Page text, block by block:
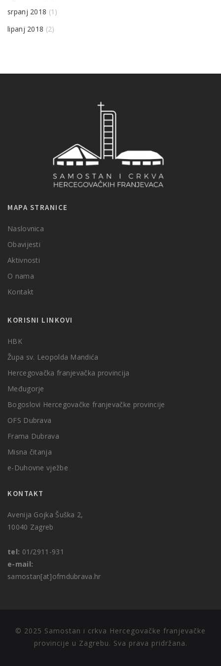
srpanj 2018 (1)
lipanj 2018 (2)
MAPA STRANICE
Naslovnica
Obavijesti
Aktivnosti
O nama
Kontakt
KORISNI LINKOVI
HBK
Župa sv. Leopolda Mandića
Hercegovačka franjevačka provincija
Međugorje
Bogoslovi Hercegovačke franjevačke provincije
OFS Dubrava
Frama Dubrava
Misna čitanja
e-Duhovne vježbe
KONTAKT
Avenija Gojka Šuška 2,
10040 Zagreb
tel: 01/2911-931
e-mail:
samostan[at]ofmdubrava.hr
© 2025 Samostan i crkva Hercegovačke franjevačke
provincije u Zagrebu. Sva prava pridržana.